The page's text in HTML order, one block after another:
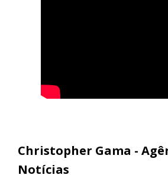
Christopher Gama -
Notícias